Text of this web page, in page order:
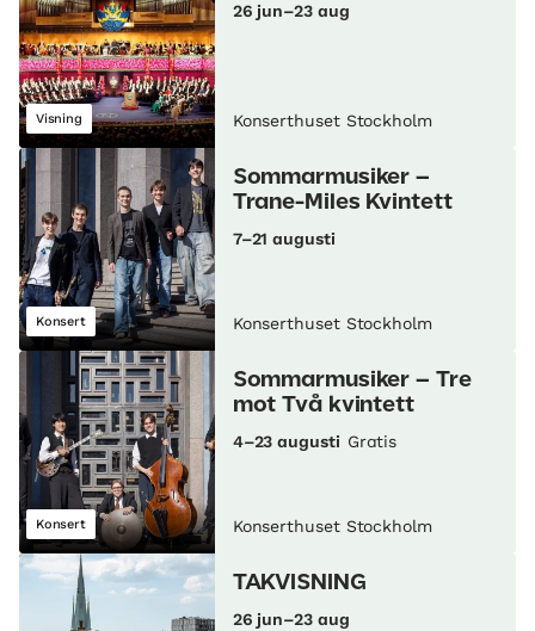
Visning
26 jun–23 aug
Konserthuset Stockholm
Konsert
Sommarmusiker –
Trane-Miles Kvintett
7–21 augusti
Konserthuset Stockholm
Konsert
Sommarmusiker – Tre
mot Två kvintett
4–23 augusti Gratis
Konserthuset Stockholm
TAKVISNING
26 jun–23 aug